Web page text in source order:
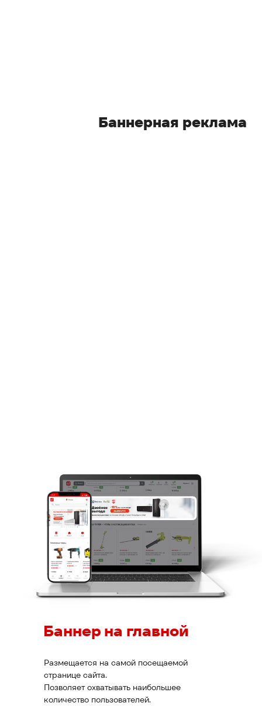
Баннерная реклама
Баннер на главной
Размещается на самой посещаемой
странице сайта.
Позволяет охватывать наибольшее
количество пользователей.